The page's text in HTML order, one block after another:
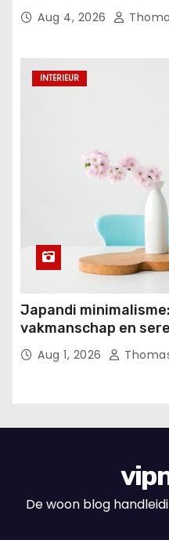
Aug 4, 2026
INTERIEUR
Japandi
vakmanschap en
Aug 1, 2026
De woon blog